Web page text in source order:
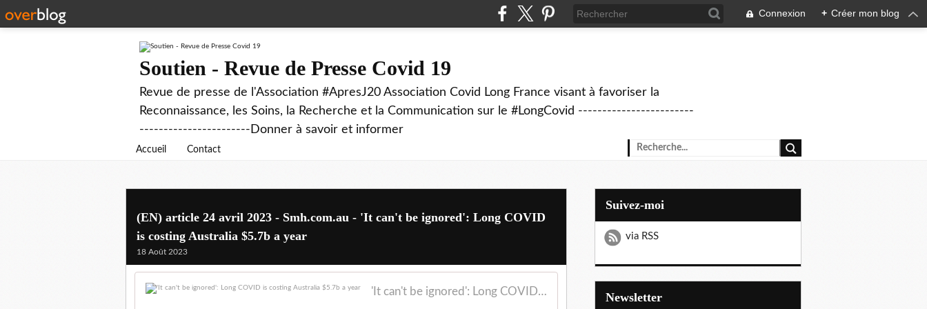
Connexion + Créer mon blog
Soutien - Revue de Presse Covid 19
Revue de presse de l'Association #ApresJ20 Association Covid Long France visant à favoriser la
Reconnaissance, les Soins, la Recherche et la Communication sur le #LongCovid ------------------------
-----------------------Donner à savoir et informer
Accueil Contact
(EN) article 24 avril 2023 - Smh.com.au - 'It can't be ignored': Long COVID
is costing Australia $5.7b a year
18 Août 2023
'It can't be ignored': Long COVID is costing Australia $5.7b a year
Suivez-moi
via RSS
Newsletter